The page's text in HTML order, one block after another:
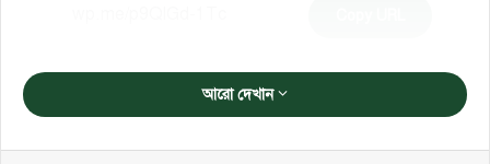
আরো দেখান